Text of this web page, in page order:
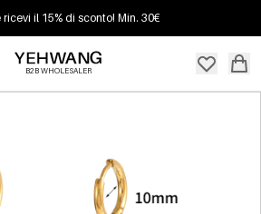
ricevi il 15% di sconto! Min. 30€
B2B WHOLESALER